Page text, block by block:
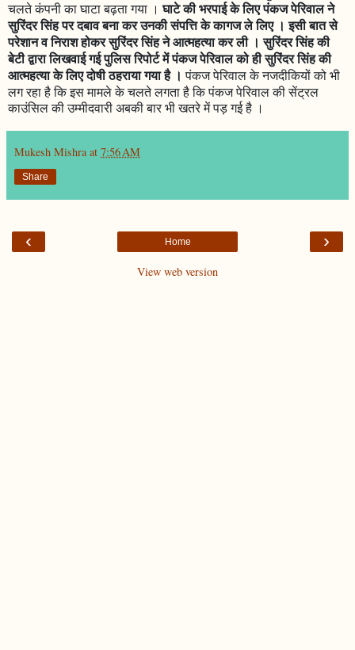
चलते कंपनी का घाटा बढ़ता गया ।घाटे की भरपाई के लिए पंकज पेरिवाल ने
सुरिंदर सिंह पर दबाव बना कर उनकी संपत्ति के कागज ले लिए । इसी बात से
परेशान व निराश होकर सुरिंदर सिंह ने आत्महत्या कर ली । सुरिंदर सिंह की
बेटी द्वारा लिखवाई गई पुलिस रिपोर्ट में पंकज पेरिवाल को ही सुरिंदर सिंह की
आत्महत्या के लिए दोषी ठहराया गया है । पंकज पेरिवाल के नजदीकियों को भी
लग रहा है कि इस मामले के चलते लगता है कि पंकज पेरिवाल की सेंट्रल
काउंसिल की उम्मीदवारी अबकी बार भी खतरे में पड़ गई है ।
Mukesh Mishra at 7:56 AM
Share
‹ ›
Home
View web version